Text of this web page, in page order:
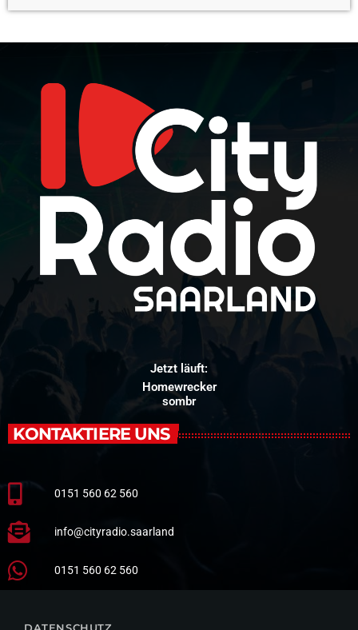
Jetzt läuft:
Homewrecker
sombr
KONTAKTIERE UNS
0151 560 62 560
info@cityradio.saarland
0151 560 62 560
DATENSCHUTZ